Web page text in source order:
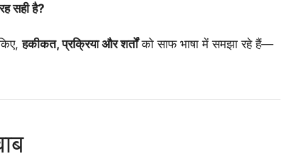
सही है?
हकीकत, प्रक्रिया और शर्तोंको साफ भाषा में समझा रहे हैं—